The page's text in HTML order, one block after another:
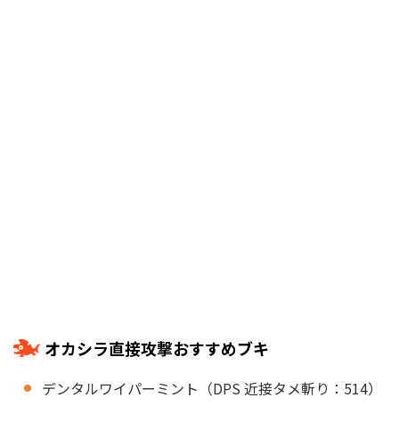
オカシラ直接攻撃おすすめブキ
デンタルワイパーミント（DPS 近接タメ斬り：514）